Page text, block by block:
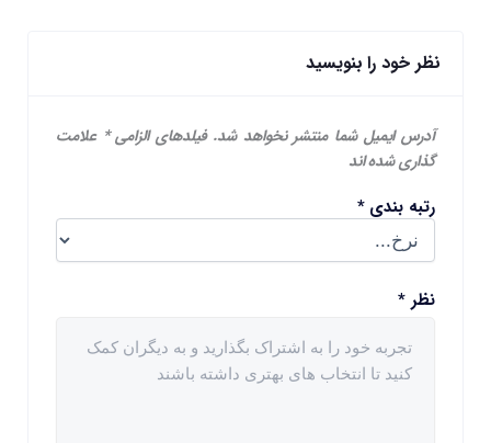
نظر خود را بنویسید
آدرس ایمیل شما منتشر نخواهد شد. فیلدهای الزامی* علامت
گذاری شده اند
رتبه بندی*
نظر *